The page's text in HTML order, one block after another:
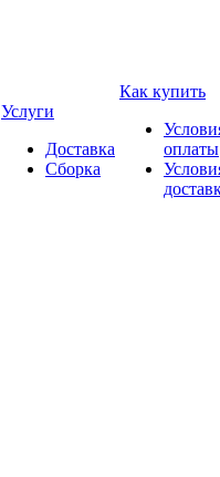
Услуги
Доставка
Сборка
Как купить
оплаты